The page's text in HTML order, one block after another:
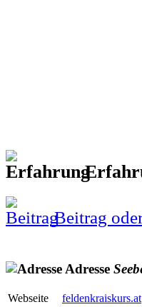
Beitrag
Adresse
Webseite
feldenkraiskurs.at